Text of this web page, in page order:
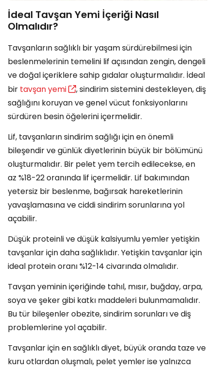
İdeal Tavşan Yemi İçeriği Nasıl
Olmalıdır?
Tavşanların sağlıklı bir yaşam sürdürebilmesi için
beslenmelerinin temelini lif açısından zengin, dengeli
ve doğal içeriklere sahip gıdalar oluşturmalıdır. İdeal
bir tavşan yemi
, sindirim sistemini destekleyen, diş
sağlığını koruyan ve genel vücut fonksiyonlarını
sürdüren besin öğelerini içermelidir.
Lif, tavşanların sindirim sağlığı için en önemli
bileşendir ve günlük diyetlerinin büyük bir bölümünü
oluşturmalıdır. Bir pelet yem tercih edilecekse, en
az %18-22 oranında lif içermelidir. Lif bakımından
yetersiz bir beslenme, bağırsak hareketlerinin
yavaşlamasına ve ciddi sindirim sorunlarına yol
açabilir.
Düşük proteinli ve düşük kalsiyumlu yemler yetişkin
tavşanlar için daha sağlıklıdır. Yetişkin tavşanlar için
ideal protein oranı %12-14 civarında olmalıdır.
Tavşan yeminin içeriğinde tahıl, mısır, buğday, arpa,
soya ve şeker gibi katkı maddeleri bulunmamalıdır.
Bu tür bileşenler obezite, sindirim sorunları ve diş
problemlerine yol açabilir.
Tavşanlar için en sağlıklı diyet, büyük oranda taze ve
kuru otlardan oluşmalı, pelet yemler ise yalnızca